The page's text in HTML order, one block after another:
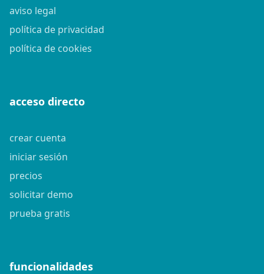
aviso legal
política de privacidad
política de cookies
acceso directo
crear cuenta
iniciar sesión
precios
solicitar demo
prueba gratis
funcionalidades